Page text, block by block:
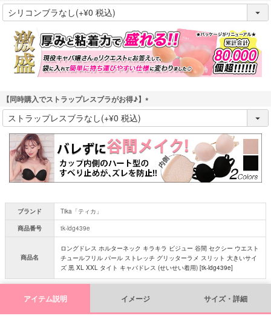
(
必
須
)
【同時購入でストラップレスブラがお得♪】
(
必
須
)
ブランド
Tika「ティカ」
商品番号
tk-ldg439e
商品名
ロングドレス ホルターネック キラキラ ビジュー 谷間 セクシー ウエスト
チュールフリル パール ストレッチ グリッターラメ スリット 大きいサイ
ズ 黒 XL XXL タイト キャバドレス (せいせい着用) [tk-ldg439e]
アイテム説明 イメージ サイズ・詳細